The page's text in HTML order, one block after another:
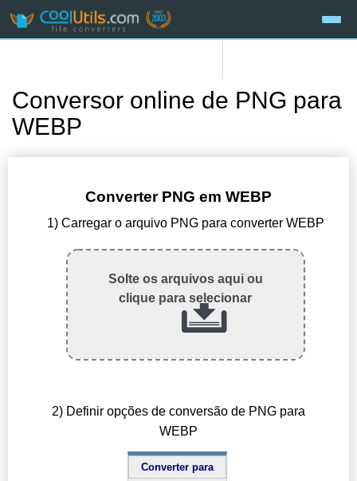
Conversor online de PNG para
WEBP
Converter PNG em WEBP
1) Carregar o arquivo PNG para converter WEBP
Solte os arquivos aqui ou
clique para selecionar
2) Definir opções de conversão de PNG para
WEBP
Converter para